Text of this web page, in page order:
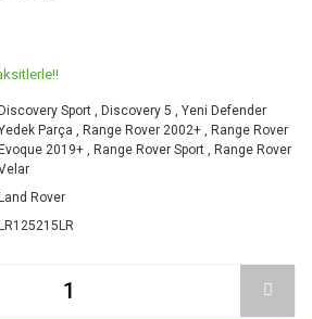
Sport ,Discovery 5 ,Yeni Defender
Parça
,Range Rover 2002+ ,Range Rover
2019+
,Range Rover Sport ,Range Rover
Rover